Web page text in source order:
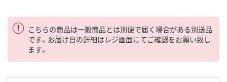
こちらの商品は一般商品とは別便で届く場合がある別送品
です。お届け日の詳細はレジ画面にてご確認をお願い致し
ます。